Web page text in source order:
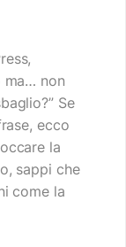
ma… non
Se
ecco
la
sappi che
come la